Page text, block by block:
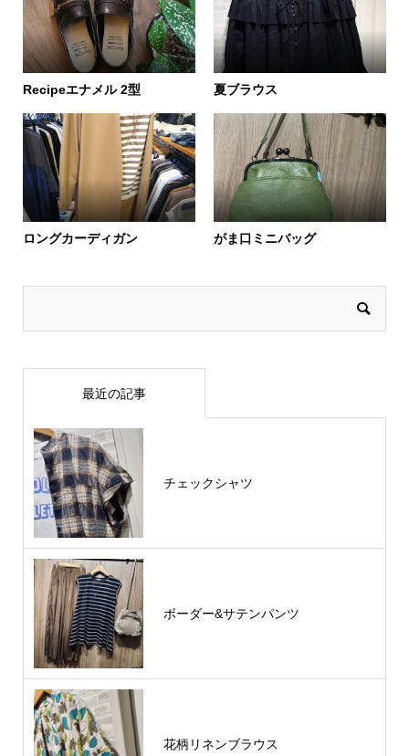
Recipeエナメル 2型 夏ブラウス
ロングカーディガン がま口ミニバッグ
最近の記事
チェックシャツ
ボーダー&サテンパンツ
花柄リネンブラウス